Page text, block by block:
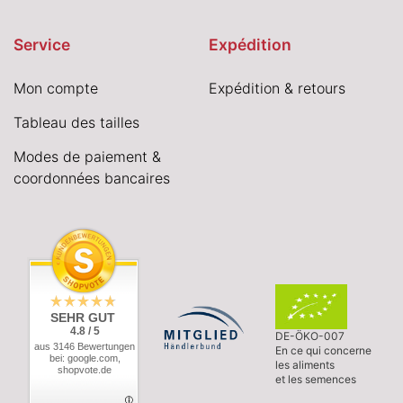
Service
Mon compte
Tableau des tailles
Modes de paiement &
coordonnées bancaires
Expédition
Expédition & retours
SEHR GUT
4.8 / 5
aus 3146 Bewertungen
bei: google.com,
shopvote.de
DE-ÖKO-007
En ce qui concerne
les aliments
et les semences